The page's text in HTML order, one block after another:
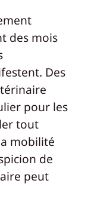
des mois
Des
pour les
tout
mobilité
de
peut